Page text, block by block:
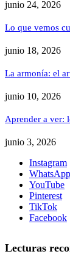
junio 24, 2026
Lo que vemos
junio 18, 2026
La armonía: el
junio 10, 2026
Aprender a ver:
junio 3, 2026
Instagram
WhatsApp
YouTube
Pinterest
TikTok
Facebook
Lecturas